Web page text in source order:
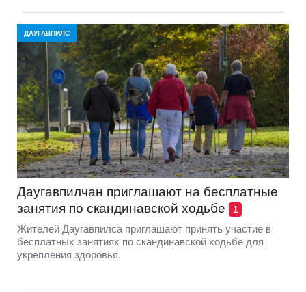
ДАУГАВПИЛС
Даугавпилчан приглашают на бесплатные
занятия по скандинавской ходьбе
1
Жителей Даугавпилса приглашают принять участие в
бесплатных занятиях по скандинавской ходьбе для
укрепления здоровья.